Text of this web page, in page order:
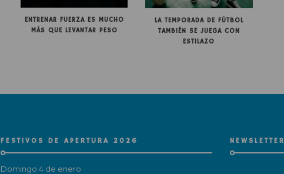
ENTRENAR FUERZA ES MUCHO
MÁS QUE LEVANTAR PESO
LA TEMPORADA DE FÚTBOL
TAMBIÉN SE JUEGA CON
ESTILAZO
FESTIVOS DE APERTURA 2026
Domingo 4 de enero
NEWSLETTER